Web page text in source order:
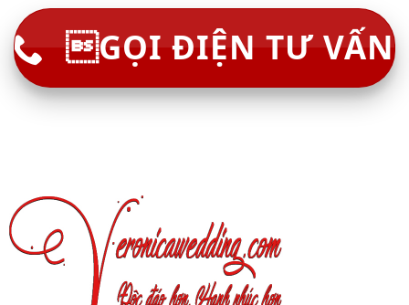
GỌI ĐIỆN TƯ VẤN